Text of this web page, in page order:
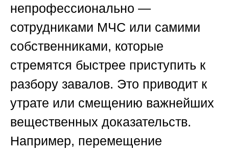
непрофессионально —
сотрудниками МЧС или самими
собственниками, которые
стремятся быстрее приступить к
разбору завалов. Это приводит к
утрате или смещению важнейших
вещественных доказательств.
Например, перемещение